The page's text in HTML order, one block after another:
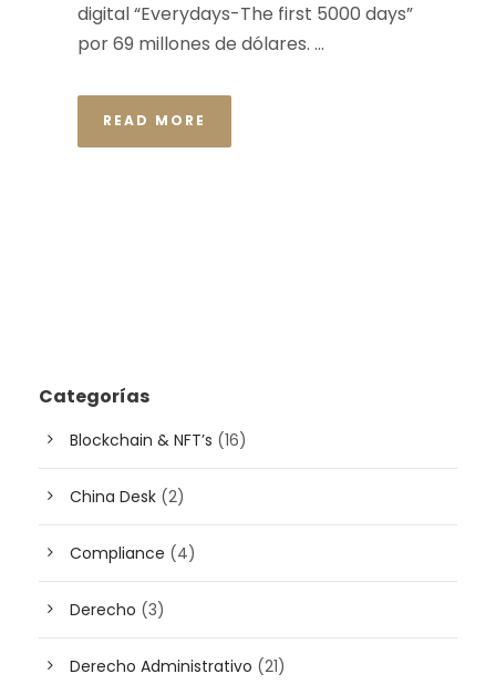
digital “Everydays-The first 5000 days”
por 69 millones de dólares. ...
READ MORE
Categorías
Blockchain & NFT’s (16)
China Desk (2)
Compliance (4)
Derecho (3)
Derecho Administrativo (21)